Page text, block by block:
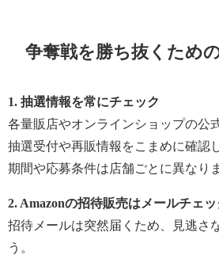
争奪戦を勝ち抜くため
1. 抽選情報を常にチェック
各量販店やオンラインショップの公
抽選受付や再販情報をこまめに確認
期間や応募条件は店舗ごとに異なり
2. Amazonの招待販売はメールチェ
招待メールは突然届くため、見逃さ
う。